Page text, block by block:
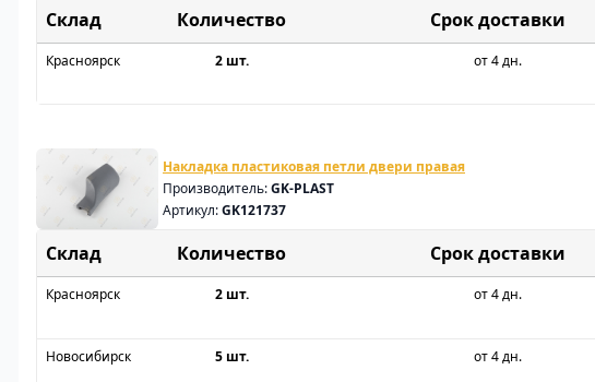
Склад Срок доставки
Красноярск 2 шт. от 4 дн.
Накладка пластиковая петли двери правая
Производитель:GK-PLAST
Артикул:GK121737
Склад Срок доставки
Красноярск 2 шт. от 4 дн.
Новосибирск
5 шт. от 4 дн.